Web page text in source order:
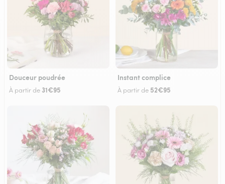
Douceur poudrée
À partir de 31€95
Instant complice
À partir de 52€95